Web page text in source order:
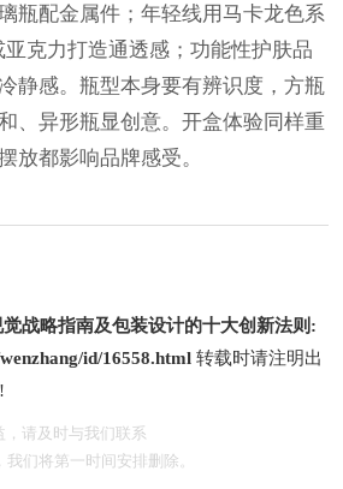
瓶配金属件；年轻线用马卡龙色系
亚克力打造通透感；功能性护肤品
静感。瓶型本身要有辨识度，方瓶
、异形瓶显创意。开盒体验同样重
放都影响品牌感受。
战略指南及包装设计的十大创新法则:
id/16558.html 转载时请注明出
请及时与我们联系
们将第一时间安排删除。